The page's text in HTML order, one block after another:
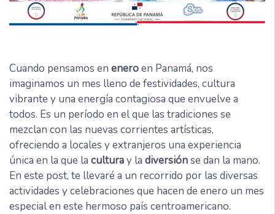
Cuando pensamos en eneroen Panamá, nos
imaginamos un mes lleno de festividades, cultura
vibrante y una energía contagiosa que envuelve a
todos. Es un período en el que las tradiciones se
mezclan con las nuevas corrientes artísticas,
ofreciendo a locales y extranjeros una experiencia
única en la que la culturay la diversiónse dan la mano.
En este post, te llevaré a un recorrido por las diversas
actividades y celebraciones que hacen de enero un mes
especial en este hermoso país centroamericano.